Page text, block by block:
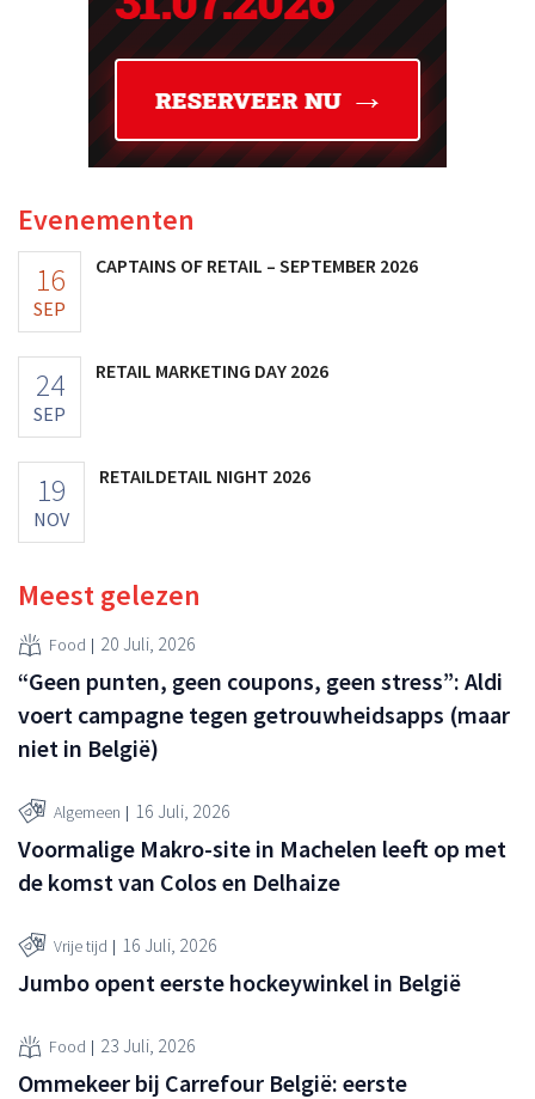
Evenementen
16
SEP
CAPTAINS OF RETAIL – SEPTEMBER 2026
24
SEP
RETAIL MARKETING DAY 2026
19
NOV
RETAILDETAIL NIGHT 2026
Meest gelezen
Food 20 Juli, 2026
“Geen punten, geen coupons, geen stress”: Aldi
voert campagne tegen getrouwheidsapps (maar
niet in België)
Algemeen 16 Juli, 2026
Voormalige Makro-site in Machelen leeft op met
de komst van Colos en Delhaize
Vrije tijd 16 Juli, 2026
Jumbo opent eerste hockeywinkel in België
Food 23 Juli, 2026
Ommekeer bij Carrefour België: eerste